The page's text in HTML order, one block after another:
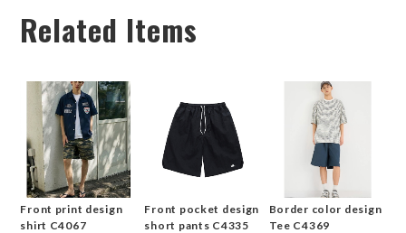
Related Items
Front print design
shirt C4067
Front pocket design
short pants C4335
Border color design
Tee C4369